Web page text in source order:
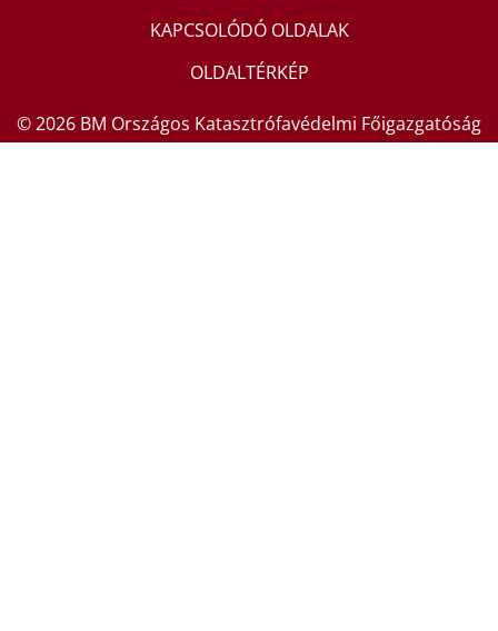
KAPCSOLÓDÓ OLDALAK
OLDALTÉRKÉP
© 2026 BM Országos Katasztrófavédelmi Főigazgatóság